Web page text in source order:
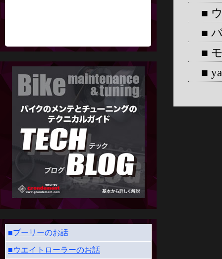
■プーリーのお話
■ウエイトローラーのお話
■
■
■
■